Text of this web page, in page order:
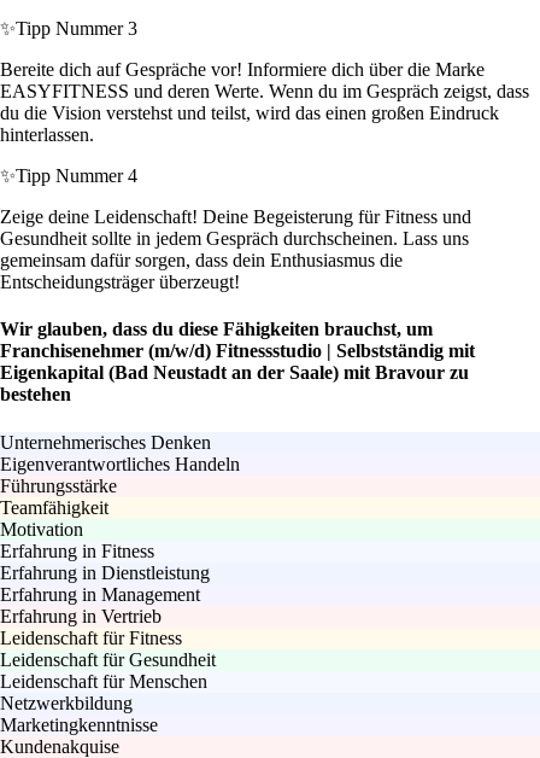
✨Tipp Nummer 3
Bereite dich auf Gespräche vor! Informiere dich über die Marke
EASYFITNESS und deren Werte. Wenn du im Gespräch zeigst, dass
du die Vision verstehst und teilst, wird das einen großen Eindruck
hinterlassen.
✨Tipp Nummer 4
Zeige deine Leidenschaft! Deine Begeisterung für Fitness und
Gesundheit sollte in jedem Gespräch durchscheinen. Lass uns
gemeinsam dafür sorgen, dass dein Enthusiasmus die
Entscheidungsträger überzeugt!
Wir glauben, dass du diese Fähigkeiten brauchst, um
Franchisenehmer (m/w/d) Fitnessstudio | Selbstständig mit
Eigenkapital (Bad Neustadt an der Saale) mit Bravour zu
bestehen
Unternehmerisches Denken
Eigenverantwortliches Handeln
Führungsstärke
Teamfähigkeit
Motivation
Erfahrung in Fitness
Erfahrung in Dienstleistung
Erfahrung in Management
Erfahrung in Vertrieb
Leidenschaft für Fitness
Leidenschaft für Gesundheit
Leidenschaft für Menschen
Netzwerkbildung
Marketingkenntnisse
Kundenakquise